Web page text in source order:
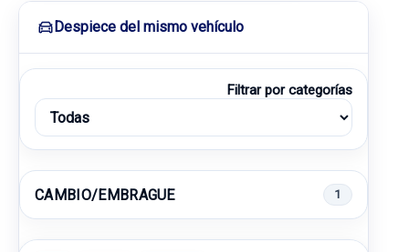
Despiece del mismo vehículo
Filtrar por categorías
CAMBIO/EMBRAGUE 1